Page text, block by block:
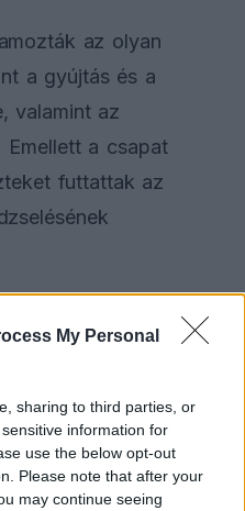
My Personal
sharing to third parties, or
information for
use the below opt-out
Please note that after your
may continue seeing
az olyan
a gyújtás és a
valamint az
Emellett a csapat
futtattak az
either because